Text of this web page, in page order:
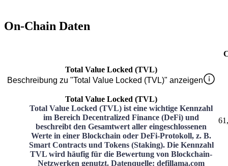
On-Chain Daten
Total Value Locked (TVL)
Beschreibung zu "Total Value Locked (TVL)" anzeigen
Total Value Locked (TVL)
Total Value Locked (TVL) ist eine wichtige Kennzahl
im Bereich Decentralized Finance (DeFi) und
beschreibt den Gesamtwert aller eingeschlossenen
Werte in einer Blockchain oder DeFi-Protokoll, z. B.
Smart Contracts und Tokens (Staking). Die Kennzahl
TVL wird häufig für die Bewertung von Blockchain-
Netzwerken genutzt. Datenquelle: defillama.com